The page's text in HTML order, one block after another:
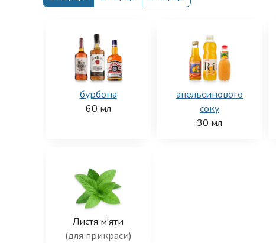
бурбона
60 мл
апельсинового
соку
30 мл
Листя м'яти
(для прикраси)